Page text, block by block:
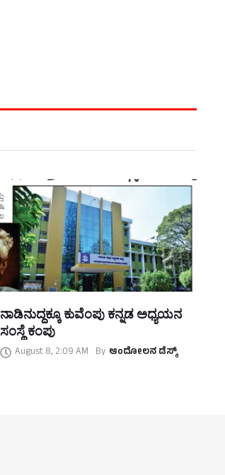
ನಾಡಿನುದ್ದಕ್ಕೂ ಕುವೆಂಪು ಕನ್ನಡ ಅಧ್ಯಯನ
ಸಂಸ್ಥೆ ಕಂಪು
August 8, 2:09 AM By ಆಂದೋಲನ ಡೆಸ್ಕ್